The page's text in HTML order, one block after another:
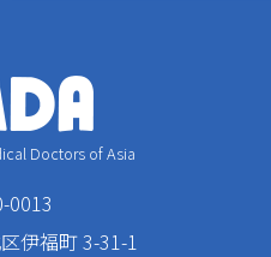
Doctors of Asia
0013
伊福町 3-31-1